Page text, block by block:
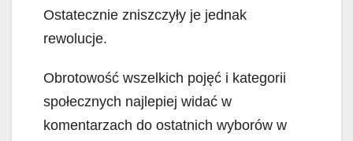
Ostatecznie zniszczyły je jednak
rewolucje.
Obrotowość wszelkich pojęć i kategorii
społecznych najlepiej widać w
komentarzach do ostatnich wyborów w